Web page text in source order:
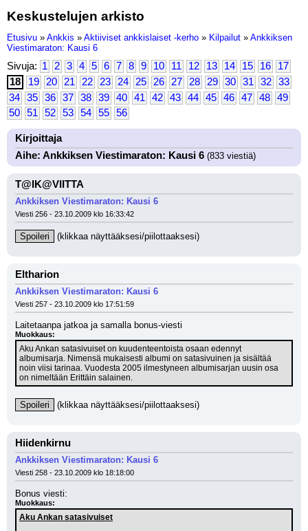
Keskustelujen arkisto
Etusivu » Ankkis » Aktiiviset ankkislaiset -kerho » Kilpailut » Ankkiksen
Viestimaraton: Kausi 6
Sivuja: 1 2 3 4 5 6 7 8 9 10 11 12 13 14 15 16
17
18
19 20 21 22 23 24 25 26 27 28 29 30 31 32
33
34
35 36 37 38 39 40 41 42 43 44 45 46 47 48
49
50
51 52 53 54 55 56
Kirjoittaja
Aihe: Ankkiksen Viestimaraton: Kausi 6 (833 viestiä)
T@IK@VIITTA
Ankkiksen Viestimaraton: Kausi 6
Viesti 256 - 23.10.2009 klo 16:33:42
Spoileri (klikkaa näyttääksesi/piilottaaksesi)
Eltharion
Ankkiksen Viestimaraton: Kausi 6
Viesti 257 - 23.10.2009 klo 17:51:59
Laitetaanpa jatkoa ja samalla bonus-viesti
Muokkaus:
Aku Ankan satasivuiset on kuudenteentoista osaan edennyt
albumisarja. Nimensä mukaisesti albumi on satasivuinen ja sisältää
noin viisi tarinaa. Vuodesta 2005 ilmestyneen albumisarjan uusin osa
on nimeltään Erittäin salainen.
Spoileri (klikkaa näyttääksesi/piilottaaksesi)
Hiidenkirnu
Ankkiksen Viestimaraton: Kausi 6
Viesti 258 - 23.10.2009 klo 18:18:00
Bonus viesti:
Muokkaus:
Aku Ankan satasivuiset